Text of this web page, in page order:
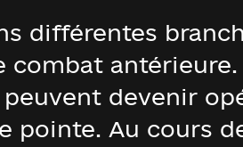
différentes
combat
devenir
pointe. Au cours